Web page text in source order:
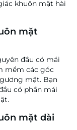
khuôn mặt hài
mặt
đầu có mái
mềm các góc
mặt. Bạn
có phần mái
mặt dài